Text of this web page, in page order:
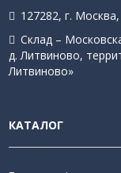
127282, г.
Склад –
д. Литвиново,
Литвиново»
КАТАЛОГ